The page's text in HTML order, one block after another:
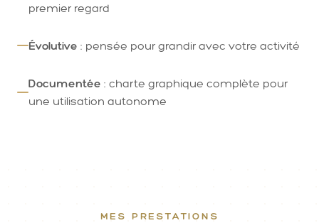
premier regard
Évolutive : pensée pour grandir avec votre activité
Documentée : charte graphique complète pour
une utilisation autonome
MES PRESTATIONS